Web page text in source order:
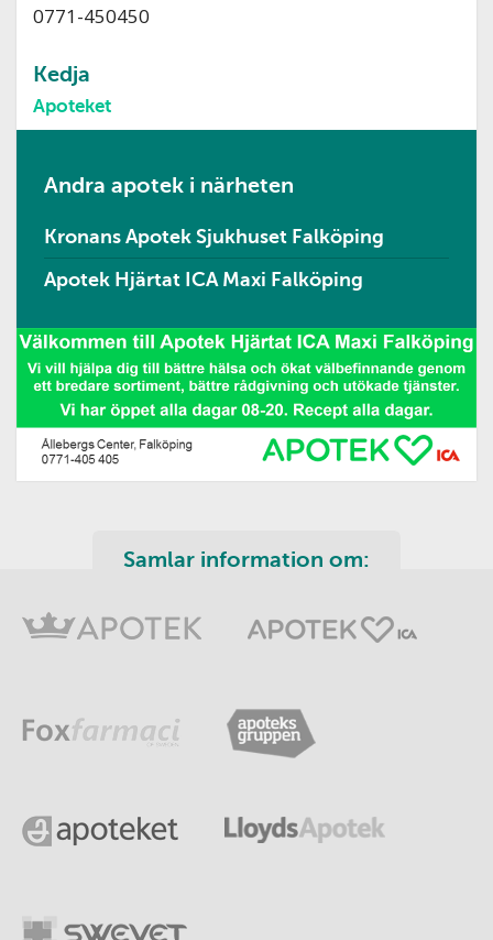
0771-450450
Kedja
Apoteket
Andra apotek i närheten
Kronans Apotek Sjukhuset Falköping
Apotek Hjärtat ICA Maxi Falköping
Samlar information om: